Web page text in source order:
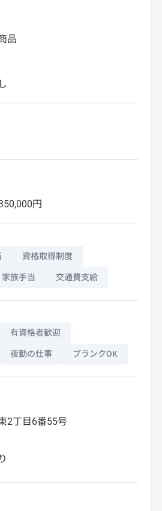
品
円
資格取得制度
家族手当 交通費支給
有資格者歓迎
夜勤の仕事 ブランクOK
2丁目6番55号